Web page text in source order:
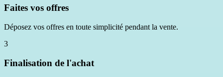
Faites vos offres
Déposez vos offres en toute simplicité pendant la vente.
3
Finalisation de l'achat